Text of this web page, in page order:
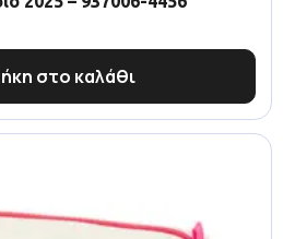
στο καλάθι